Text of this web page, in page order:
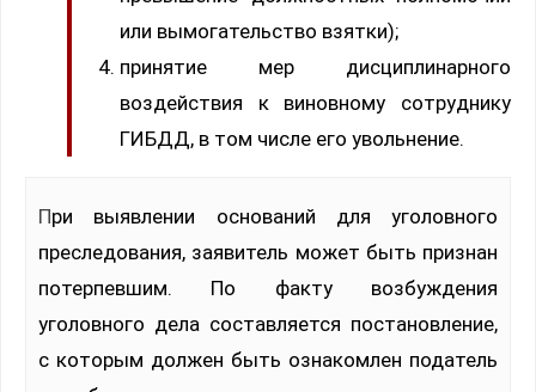
или вымогательство взятки);
принятие мер дисциплинарного
воздействия к виновному сотруднику
ГИБДД, в том числе его увольнение.
При выявлении оснований для уголовного
преследования, заявитель может быть признан
потерпевшим. По факту возбуждения
уголовного дела составляется постановление,
с которым должен быть ознакомлен податель